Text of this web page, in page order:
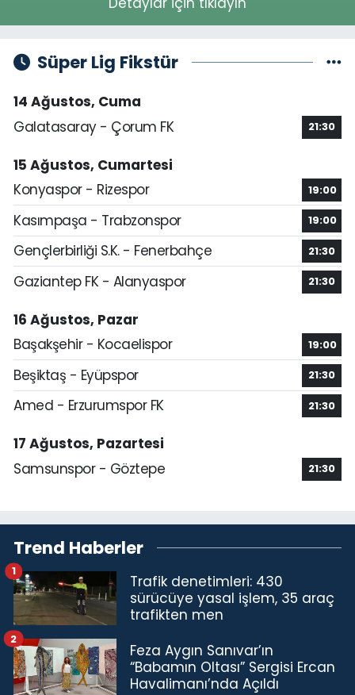
Süper Lig Fikstür
14 Ağustos, Cuma
Galatasaray - Çorum FK
21:30
15 Ağustos, Cumartesi
Konyaspor - Rizespor
19:00
Kasımpaşa - Trabzonspor 19:00
Gençlerbirliği S.K. - Fenerbahçe 21:30
Gaziantep FK - Alanyaspor 21:30
16 Ağustos, Pazar
Başakşehir - Kocaelispor
19:00
Beşiktaş - Eyüpspor 21:30
Amed - Erzurumspor FK 21:30
17 Ağustos, Pazartesi
Samsunspor - Göztepe
21:30
Trend Haberler
Trafik denetimleri: 430
sürücüye yasal işlem, 35 araç
trafikten men
1
Feza Aygın Sanıvar’ın
“Babamın Oltası” Sergisi Ercan
Havalimanı’nda Açıldı
2